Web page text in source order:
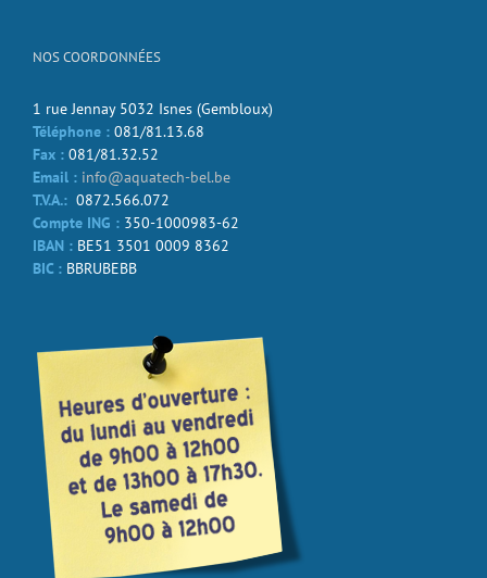
NOS COORDONNÉES
1 rue Jennay 5032 Isnes (Gembloux)
Téléphone : 081/81.13.68
Fax : 081/81.32.52
Email : info@aquatech-bel.be
T.V.A.: 0872.566.072
Compte ING : 350-1000983-62
IBAN : BE51 3501 0009 8362
BIC : BBRUBEBB